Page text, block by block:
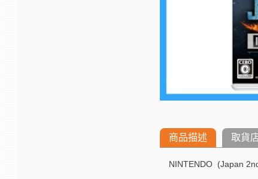
商品描述 取貨
NINTENDO (Japan